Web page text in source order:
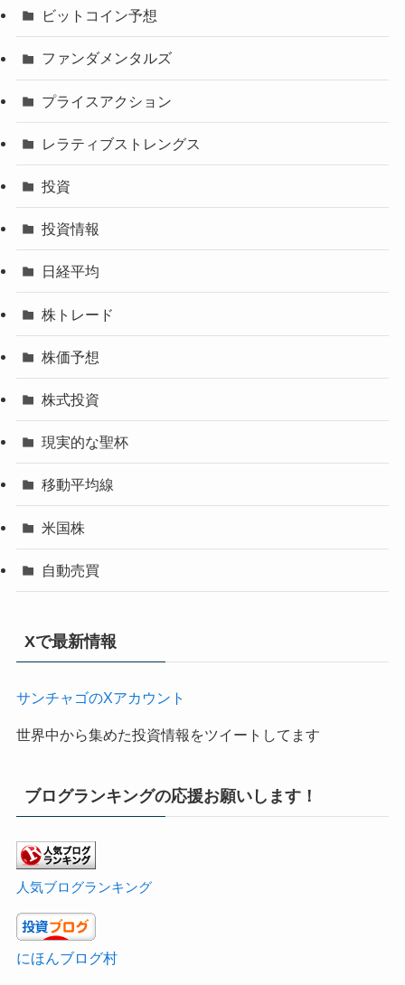
ビットコイン予想
ファンダメンタルズ
プライスアクション
レラティブストレングス
投資
投資情報
日経平均
株トレード
株価予想
株式投資
現実的な聖杯
移動平均線
米国株
自動売買
Xで最新情報
サンチャゴのXアカウント
世界中から集めた投資情報をツイートしてます
ブログランキングの応援お願いします！
人気ブログランキング
にほんブログ村